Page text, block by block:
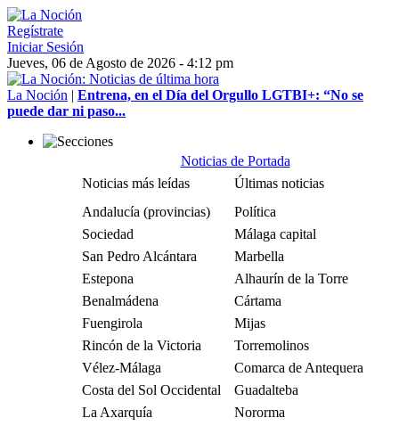
Regístrate
Iniciar Sesión
Jueves, 06 de Agosto de 2026 - 4:12 pm
La Noción | Entrena, en el Día del Orgullo LGTBI+: “No se
puede dar ni paso...
Noticias de Portada
Noticias más leídas
Últimas noticias
Andalucía (provincias)
Política
Sociedad
Málaga capital
San Pedro Alcántara
Marbella
Estepona
Alhaurín de la Torre
Benalmádena
Cártama
Fuengirola
Mijas
Rincón de la Victoria
Torremolinos
Vélez-Málaga
Comarca de Antequera
Costa del Sol Occidental
Guadalteba
La Axarquía
Nororma